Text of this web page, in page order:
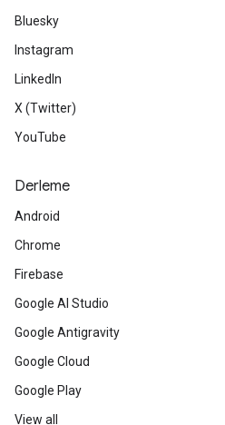
Bluesky
Instagram
LinkedIn
X (Twitter)
YouTube
Derleme
Android
Chrome
Firebase
Google AI Studio
Google Antigravity
Google Cloud
Google Play
View all